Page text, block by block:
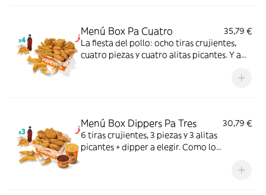
Menú Box Pa Cuatro
35,79 €
La fiesta del pollo: ocho tiras crujientes,
cuatro piezas y cuatro alitas picantes. Y a
Menú Box Dippers Pa Tres
30,79 €
6 tiras crujientes, 3 piezas y 3 alitas
picantes + dipper a elegir. Como lo